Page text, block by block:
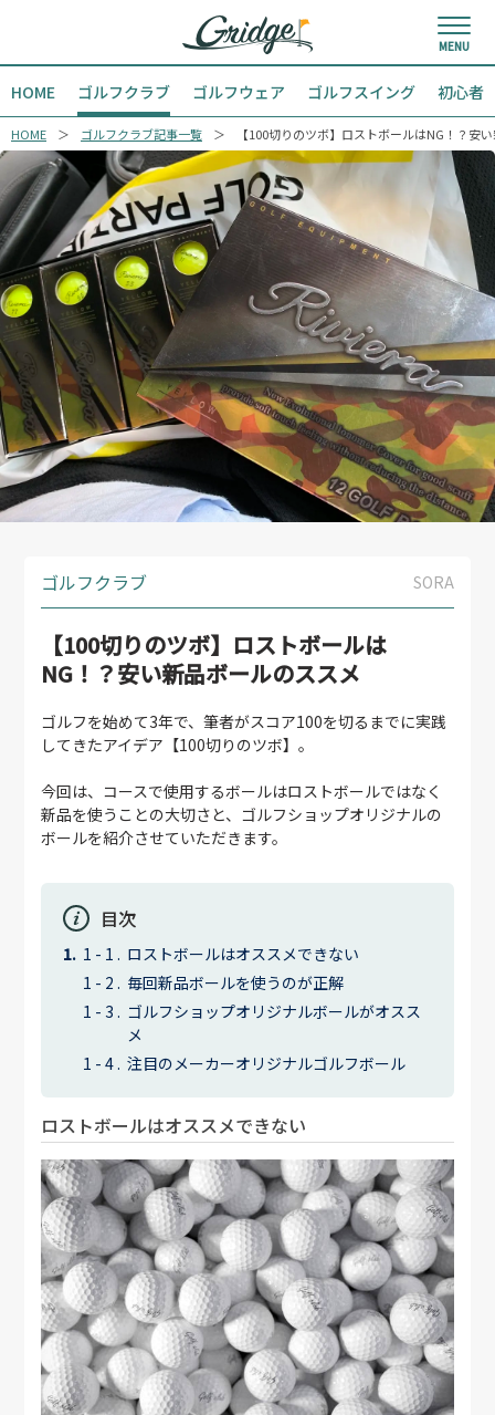
HOME ゴルフクラブ ゴルフウェア ゴルフスイング 初心者
HOME ゴルフクラブ記事一覧 【100切りのツボ】ロストボールはNG！？安
ゴルフクラブ SORA
【100切りのツボ】ロストボールは
NG！？安い新品ボールのススメ
ゴルフを始めて3年で、筆者がスコア100を切るまでに実践
してきたアイデア【100切りのツボ】。
今回は、コースで使用するボールはロストボールではなく
新品を使うことの大切さと、ゴルフショップオリジナルの
ボールを紹介させていただきます。
目次
ロストボールはオススメできない
毎回新品ボールを使うのが正解
ゴルフショップオリジナルボールがオスス
メ
注目のメーカーオリジナルゴルフボール
ロストボールはオススメできない